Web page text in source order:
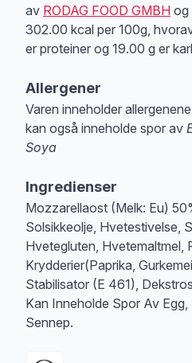
av RODAG FOOD GMBH og
302.00 kcal per 100g,
er proteiner og 19.00 g er
Allergener
Varen inneholder allergenene
kan også inneholde spor av
Soya
Ingredienser
Mozzarellaost (Melk: Eu)
Solsikkeolje, Hvetestivelse,
Hvetegluten, Hvetemaltmel,
Krydderier(Paprika,
Stabilisator (E 461),
Kan Inneholde Spor Av
Sennep.